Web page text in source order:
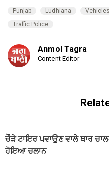
Punjab Ludhiana Vehicles
Traffic Police
Anmol Tagra
Content Editor
ਚੌੜੇ ਟਾਇਰ ਪਵਾਉਣ ਵਾਲੇ ਥਾਰ
ਹੋਇਆ ਚਲਾਨ